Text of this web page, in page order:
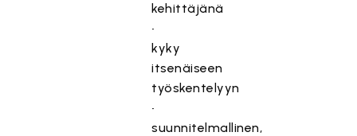
kehittäjänä
•
kyky
itsenäiseen
työskentelyyn
•
suunnitelmallinen,